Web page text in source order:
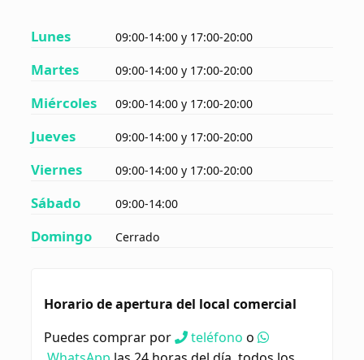
Lunes 09:00-14:00 y 17:00-20:00
Martes 09:00-14:00 y 17:00-20:00
Miércoles 09:00-14:00 y 17:00-20:00
Jueves 09:00-14:00 y 17:00-20:00
Viernes 09:00-14:00 y 17:00-20:00
Sábado 09:00-14:00
Domingo Cerrado
Horario de apertura del local comercial
Puedes comprar por
teléfono o